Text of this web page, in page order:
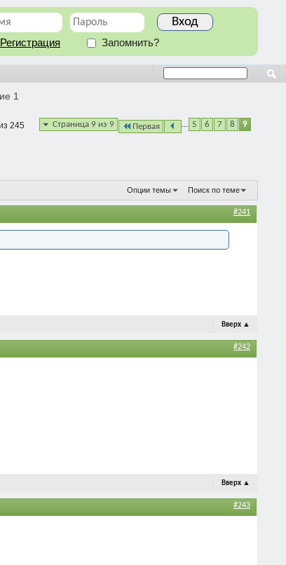
Регистрация Запомнить?
1
Страница 9 из 9 Первая ... 5 6 7 8 9
245
Опции темы Поиск по теме
#241
Вверх ▲
#242
Вверх ▲
#243